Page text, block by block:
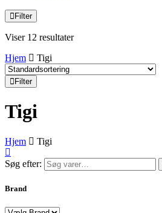
Filter
Viser 12 resultater
Hjem
Tigi
Filter
Tigi
Hjem Tigi
Søg efter:
Brand